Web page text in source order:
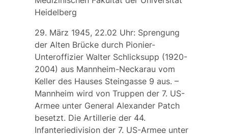
Heidelberg
29. März 1945, 22.02 Uhr: Sprengung
der Alten Brücke durch Pionier-
Unteroffizier Walter Schlicksupp (1920-
2004) aus Mannheim-Neckarau vom
Keller des Hauses Steingasse 9 aus. –
Mannheim wird von Truppen der 7. US-
Armee unter General Alexander Patch
besetzt. Die Artillerie der 44.
Infanteriedivision der 7. US-Armee unter